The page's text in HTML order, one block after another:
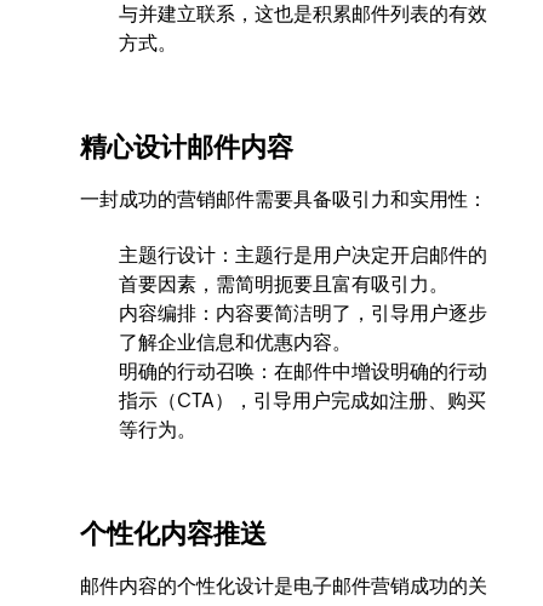
与并建立联系，这也是积累邮件列表的有效
方式。
精心设计邮件内容
一封成功的营销邮件需要具备吸引力和实用性：
主题行设计：主题行是用户决定开启邮件的
首要因素，需简明扼要且富有吸引力。
内容编排：内容要简洁明了，引导用户逐步
了解企业信息和优惠内容。
明确的行动召唤：在邮件中增设明确的行动
指示（CTA），引导用户完成如注册、购买
等行为。
个性化内容推送
邮件内容的个性化设计是电子邮件营销成功的关